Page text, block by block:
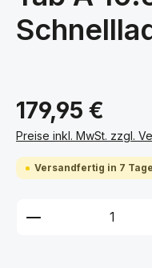
179,95 €
Preise inkl. MwSt. zzgl.
Versandfertig in 7
Produkt